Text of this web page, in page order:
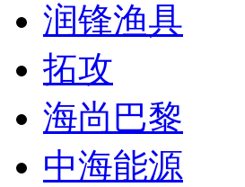
润锋渔具
拓攻
海尚巴黎
中海能源